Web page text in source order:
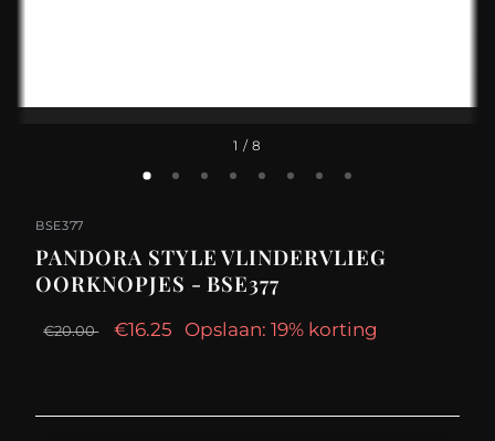
1 / 8
BSE377
PANDORA STYLE VLINDERVLIEG
OORKNOPJES - BSE377
€20.00 €16.25 Opslaan: 19% korting